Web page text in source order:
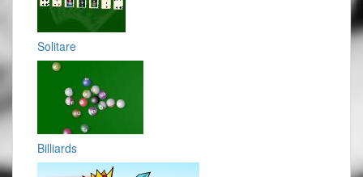
Solitare
Billiards